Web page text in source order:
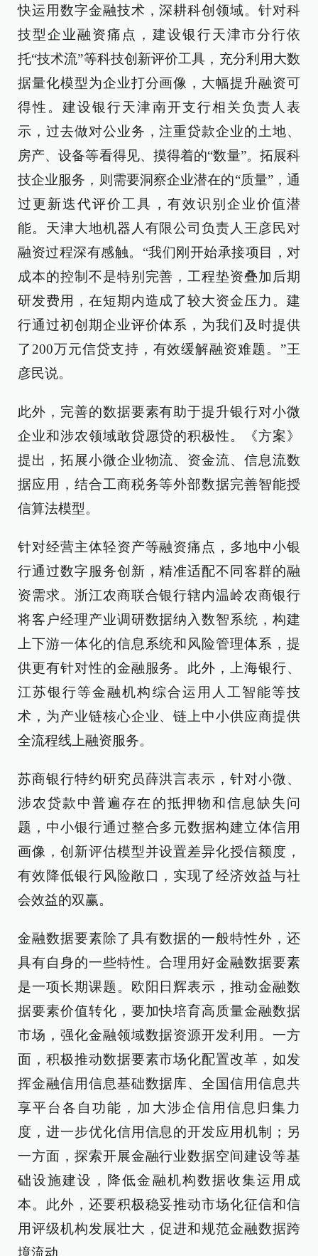
快运用数字金融技术，深耕科创领域。针对科
技型企业融资痛点，建设银行天津市分行依
托“技术流”等科技创新评价工具，充分利用大数
据量化模型为企业打分画像，大幅提升融资可
得性。建设银行天津南开支行相关负责人表
示，过去做对公业务，注重贷款企业的土地、
房产、设备等看得见、摸得着的“数量”。拓展科
技企业服务，则需要洞察企业潜在的“质量”，通
过更新迭代评价工具，有效识别企业价值潜
能。天津大地机器人有限公司负责人王彦民对
融资过程深有感触。“我们刚开始承接项目，对
成本的控制不是特别完善，工程垫资叠加后期
研发费用，在短期内造成了较大资金压力。建
行通过初创期企业评价体系，为我们及时提供
了200万元信贷支持，有效缓解融资难题。”王
彦民说。
此外，完善的数据要素有助于提升银行对小微
企业和涉农领域敢贷愿贷的积极性。《方案》
提出，拓展小微企业物流、资金流、信息流数
据应用，结合工商税务等外部数据完善智能授
信算法模型。
针对经营主体轻资产等融资痛点，多地中小银
行通过数字服务创新，精准适配不同客群的融
资需求。浙江农商联合银行辖内温岭农商银行
将客户经理产业调研数据纳入数智系统，构建
上下游一体化的信息系统和风险管理体系，提
供更有针对性的金融服务。此外，上海银行、
江苏银行等金融机构综合运用人工智能等技
术，为产业链核心企业、链上中小供应商提供
全流程线上融资服务。
苏商银行特约研究员薛洪言表示，针对小微、
涉农贷款中普遍存在的抵押物和信息缺失问
题，中小银行通过整合多元数据构建立体信用
画像，创新评估模型并设置差异化授信额度，
有效降低银行风险敞口，实现了经济效益与社
会效益的双赢。
金融数据要素除了具有数据的一般特性外，还
具有自身的一些特性。合理用好金融数据要素
是一项长期课题。欧阳日辉表示，推动金融数
据要素价值转化，要加快培育高质量金融数据
市场，强化金融领域数据资源开发利用。一方
面，积极推动数据要素市场化配置改革，如发
挥金融信用信息基础数据库、全国信用信息共
享平台各自功能，加大涉企信用信息归集力
度，进一步优化信用信息的开发应用机制；另
一方面，探索开展金融行业数据空间建设等基
础设施建设，降低金融机构数据收集运用成
本。此外，还要积极稳妥推动市场化征信和信
用评级机构发展壮大，促进和规范金融数据跨
境流动。